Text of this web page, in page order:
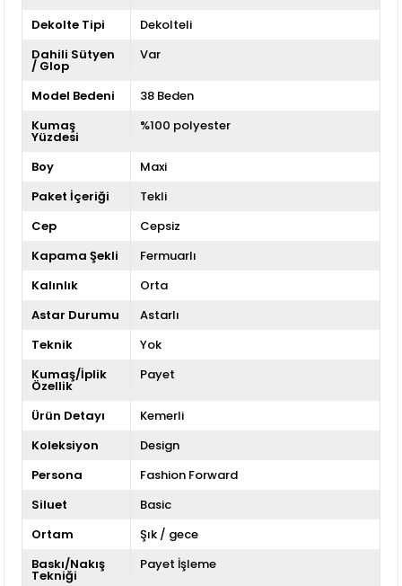
Dekolte Tipi
Dekolteli
Dahili Sütyen
/ Glop
Var
Model Bedeni
38 Beden
Kumaş
Yüzdesi
%100 polyester
Boy
Maxi
Paket İçeriği
Tekli
Cep
Cepsiz
Kapama Şekli
Fermuarlı
Kalınlık
Orta
Astar Durumu
Astarlı
Teknik
Yok
Kumaş/İplik
Özellik
Payet
Ürün Detayı
Kemerli
Koleksiyon
Design
Persona
Fashion Forward
Siluet
Basic
Ortam
Şık / gece
Baskı/Nakış
Tekniği
Payet İşleme